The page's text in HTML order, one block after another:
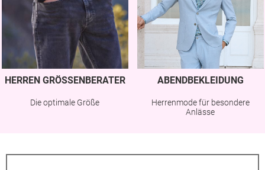
HERREN GRÖSSENBERATER
Die optimale Größe
ABENDBEKLEIDUNG
Herrenmode für besondere
Anlässe